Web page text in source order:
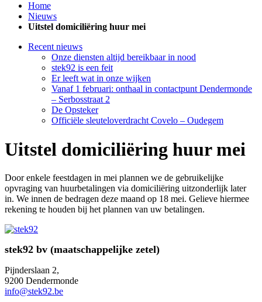
Home
Nieuws
Uitstel domiciliëring huur mei
Recent nieuws
Onze diensten altijd bereikbaar in nood
stek92 is een feit
Er leeft wat in onze wijken
Vanaf 1 februari: onthaal in contactpunt Dendermonde
– Serbosstraat 2
De Opsteker
Officiële sleuteloverdracht Covelo – Oudegem
Uitstel domiciliëring huur mei
Door enkele feestdagen in mei plannen we de gebruikelijke
opvraging van huurbetalingen via domiciliëring uitzonderlijk later
in. We innen de bedragen deze maand op 18 mei. Gelieve hiermee
rekening te houden bij het plannen van uw betalingen.
stek92 bv (maatschappelijke zetel)
Pijnderslaan 2,
9200 Dendermonde
info@stek92.be